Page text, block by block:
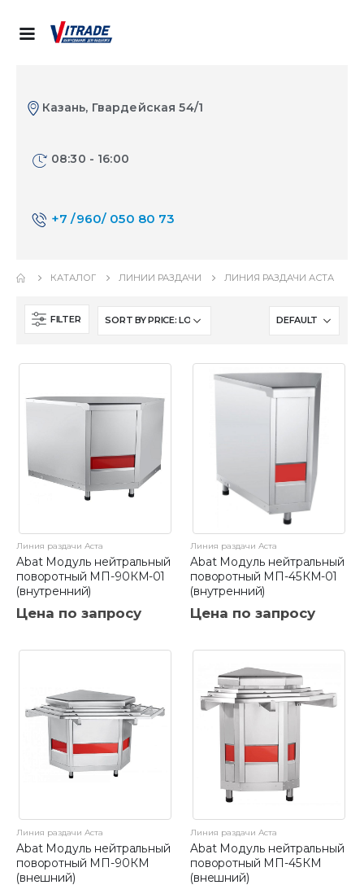
Казань, Гвардейская 54/1
08:30 - 16:00
+7 /960/ 050 80 73
КАТАЛОГ ЛИНИИ РАЗДАЧИ ЛИНИЯ РАЗДАЧИ АСТА
FILTER
Линия раздачи Аста
Abat Модуль нейтральный
поворотный МП-90КМ-01
(внутренний)
Цена по запросу
Линия раздачи Аста
Abat Модуль нейтральный
поворотный МП-45КМ-01
(внутренний)
Цена по запросу
Линия раздачи Аста
Abat Модуль нейтральный
поворотный МП-90КМ
(внешний)
Линия раздачи Аста
Abat Модуль нейтральный
поворотный МП-45КМ
(внешний)